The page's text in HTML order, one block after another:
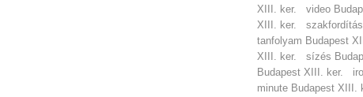
XIII. ker.
video
XIII. ker.
tanfolyam Budapest
XIII. ker.
sízés
Budapest XIII. ker.
minute Budapest XIII.